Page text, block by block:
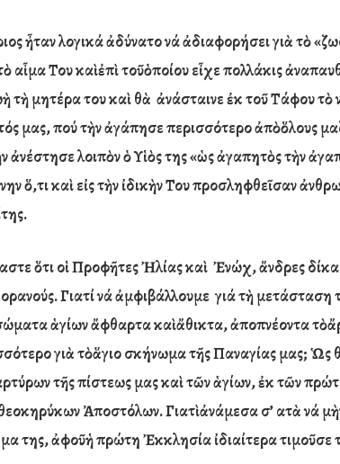
ἦταν λογικάἀδύνατο νάἀδιαφορήσει γιὰτὸ
ὸαἷμα Του καὶἐπὶτοῦὁποίου εἶχε πολλάκιςἀ
ὴτὴμητέρα του καὶθὰ ἀνάσταινεἐκ τοῦΤάφου τὸ
μας, πού τὴνἀγάπησε περισσότεροἀπὸὅλους
νἀνέστησε λοιπὸνὁΥἱὸς της «ὡςἀγαπητὸς τὴνἀ
ὅ,τι καὶεἰς τὴνἰδικὴν Τουπροσληφθεῖσανἀ
ὅτιοἱΠροφῆτεςἨλίας καὶ Ἐνώχ,ἄνδρες
ρανούς. Γιατί νάἀμφιβάλλουμε γιά τὴμετάσταση
ἁγίωνἄφθαρτα καὶἄθικτα,ἀποπνέοντα τὸἄ
γιὰτὸἅγιο σκήνωμα τῆς Παναγίας μας;Ὡς
τῆς πίστεως μας καὶτῶνἁγίων,ἐκ τῶν
Ἀποστόλων. Γιατὶἀνάμεσα σ’ ατὰνά μ
μα της,ἀφοῦἡπρώτηἘκκλησίαἰδιαίτερατιμοῦσε